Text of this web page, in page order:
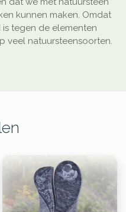
kunnen maken. Omdat
tegen de elementen
veel natuursteensoorten.